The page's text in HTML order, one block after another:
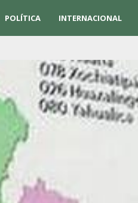
POLÍTICA INTERNACIONAL